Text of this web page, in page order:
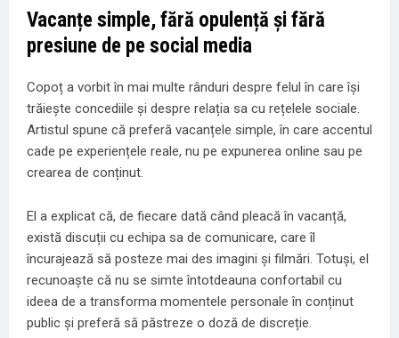
Vacanțe simple, fără opulență și fără
presiune de pe social media
Copoț a vorbit în mai multe rânduri despre felul în care își
trăiește concediile și despre relația sa cu rețelele sociale.
Artistul spune că preferă vacanțele simple, în care accentul
cade pe experiențele reale, nu pe expunerea online sau pe
crearea de conținut.
El a explicat că, de fiecare dată când pleacă în vacanță,
există discuții cu echipa sa de comunicare, care îl
încurajează să posteze mai des imagini și filmări. Totuși, el
recunoaște că nu se simte întotdeauna confortabil cu
ideea de a transforma momentele personale în conținut
public și preferă să păstreze o doză de discreție.